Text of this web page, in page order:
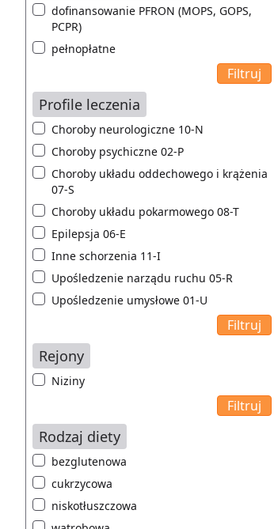
dofinansowanie PFRON (MOPS, GOPS,
PCPR)
pełnopłatne
Profile leczenia
Choroby neurologiczne 10-N
Choroby psychiczne 02-P
Choroby układu oddechowego i krążenia
07-S
Choroby układu pokarmowego 08-T
Epilepsja 06-E
Inne schorzenia 11-I
Upośledzenie narządu ruchu 05-R
Upośledzenie umysłowe 01-U
Rejony
Niziny
Rodzaj diety
bezglutenowa
cukrzycowa
niskotłuszczowa